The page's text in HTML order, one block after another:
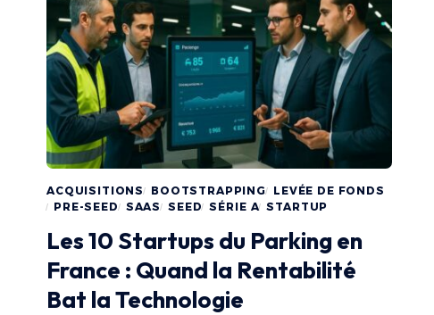
ACQUISITIONS BOOTSTRAPPING LEVÉE DE FONDS
PRE-SEED SAAS SEED SÉRIE A STARTUP
Les 10 Startups du Parking en
France : Quand la Rentabilité
Bat la Technologie